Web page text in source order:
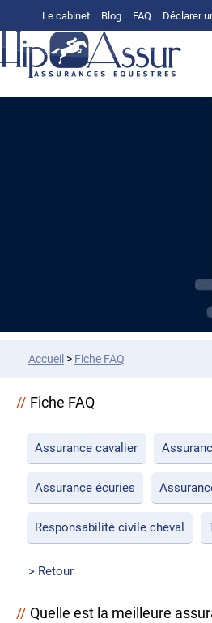
Le cabinet Blog FAQ Déclarer
Accueil > Fiche FAQ
Fiche FAQ
Assurance cavalier
Assurance écuries
Responsabilité civile cheval
Retour
Quelle est la meilleure